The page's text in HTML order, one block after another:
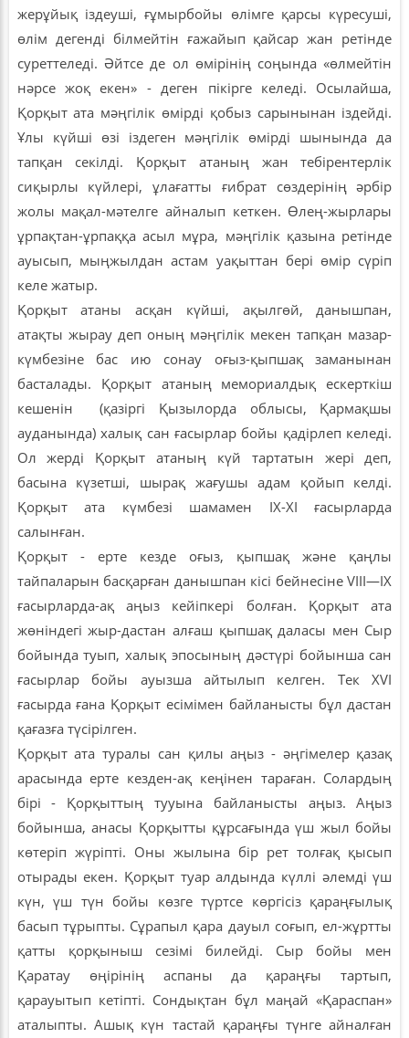
жерұйық іздеуші, ғұмырбойы өлімге қарсы күресуші,
өлім дегенді білмейтін ғажайып қайсар жан ретінде
суреттеледі. Әйтсе де ол өмірінің соңында «өлмейтін
нәрсе жоқ екен» - деген пікірге келеді. Осылайша,
Қорқыт ата мәңгілік өмірді қобыз сарынынан іздейді.
Ұлы күйші өзі іздеген мәңгілік өмірді шынында да
тапқан секілді. Қорқыт атаның жан тебірентерлік
сиқырлы күйлері, ұлағатты ғибрат сөздерінің әрбір
жолы мақал-мәтелге айналып кеткен. Өлең-жырлары
ұрпақтан-ұрпаққа асыл мұра, мәңгілік қазына ретінде
ауысып, мыңжылдан астам уақыттан бері өмір сүріп
келе жатыр.
Қорқыт атаны асқан күйші, ақылгөй, данышпан,
атақты жырау деп оның мәңгілік мекен тапқан мазар-
күмбезіне бас ию сонау оғыз-қыпшақ заманынан
басталады. Қорқыт атаның мемориалдық ескерткіш
кешенін (қазіргі Қызылорда облысы, Қармақшы
ауданында) халық сан ғасырлар бойы қадірлеп келеді.
Ол жерді Қорқыт атаның күй тартатын жері деп,
басына күзетші, шырақ жағушы адам қойып келді.
Қорқыт ата күмбезі шамамен ІХ-ХІ ғасырларда
салынған.
Қорқыт - ерте кезде оғыз, қыпшақ және қаңлы
тайпаларын басқарған данышпан кісі бейнесіне VIII—IX
ғасырларда-ақ аңыз кейіпкері болған. Қорқыт ата
жөніндегі жыр-дастан алғаш қыпшақ даласы мен Сыр
бойында туып, халық эпосының дәстүрі бойынша сан
ғасырлар бойы ауызша айтылып келген. Тек XVI
ғасырда ғана Қорқыт есімімен байланысты бұл дастан
қағазға түсірілген.
Қорқыт ата туралы сан қилы аңыз - әңгімелер қазақ
арасында ерте кезден-ақ кеңінен тараған. Солардың
бірі - Қорқыттың тууына байланысты аңыз. Аңыз
бойынша, анасы Қорқытты құрсағында үш жыл бойы
көтеріп жүріпті. Оны жылына бір рет толғақ қысып
отырады екен. Қорқыт туар алдында күллі әлемді үш
күн, үш түн бойы көзге түртсе көргісіз қараңғылық
басып тұрыпты. Сұрапыл қара дауыл соғып, ел-жұртты
қатты қорқыныш сезімі билейді. Сыр бойы мен
Қаратау өңірінің аспаны да қараңғы тартып,
қарауытып кетіпті. Сондықтан бұл маңай «Қараспан»
аталыпты. Ашық күн тастай қараңғы түнге айналған